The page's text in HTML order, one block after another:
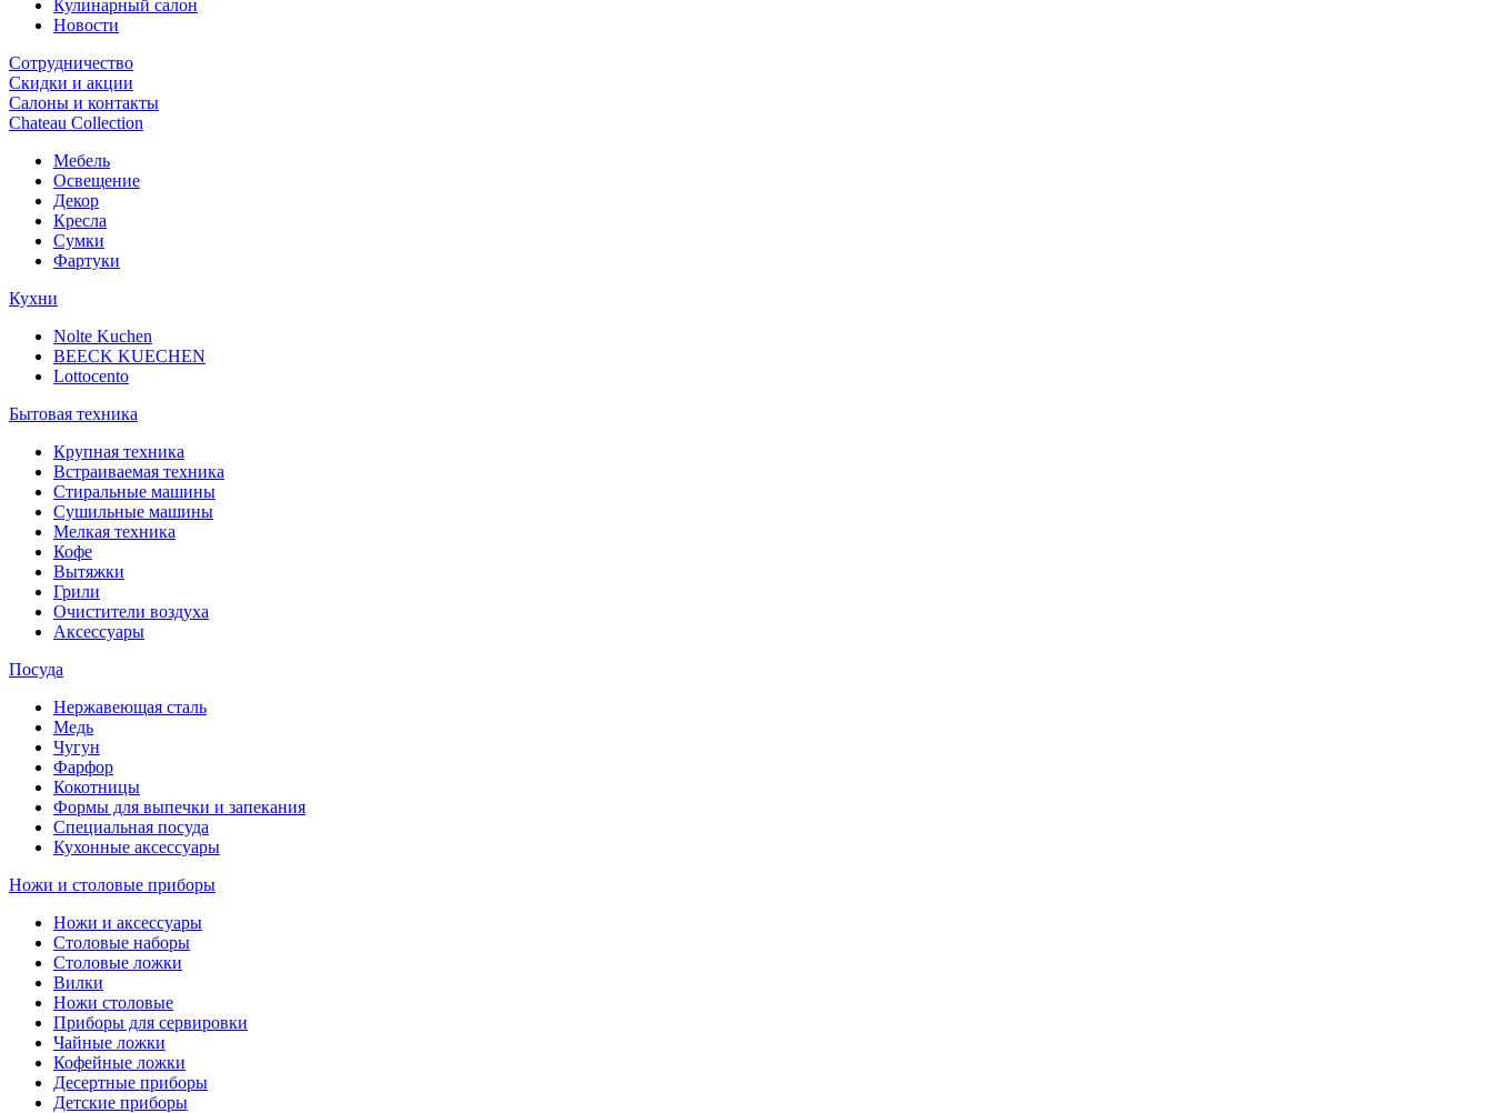
Кулинарный салон
Новости
Сотрудничество
Скидки и акции
Салоны и контакты
Chateau Collection
Мебель
Освещение
Декор
Кресла
Сумки
Фартуки
Кухни
Nolte Kuchen
BEECK KUECHEN
Lottocento
Бытовая техника
Крупная техника
Встраиваемая техника
Стиральные машины
Сушильные машины
Мелкая техника
Кофе
Вытяжки
Грили
Очистители воздуха
Аксессуары
Посуда
Нержавеющая сталь
Медь
Чугун
Фарфор
Кокотницы
Формы для выпечки и запекания
Специальная посуда
Кухонные аксессуары
Ножи и столовые приборы
Ножи и аксессуары
Столовые наборы
Столовые ложки
Вилки
Ножи столовые
Приборы для сервировки
Чайные ложки
Кофейные ложки
Десертные приборы
Детские приборы